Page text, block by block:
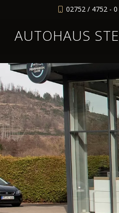
02752 / 4752 - 0
AUTOHAUS